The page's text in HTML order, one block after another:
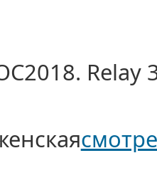
Relay